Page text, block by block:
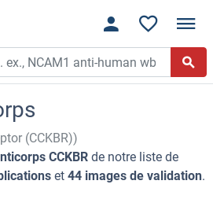
(CCKBR))
CCKBR de notre liste de
et 44 images de validation.